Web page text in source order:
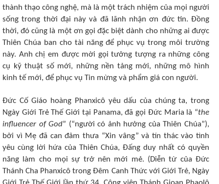
thành thạo công nghệ, mà là một trách nhiệm của mọi người
sống trong thời đại này và đã lãnh nhận ơn đức tin. Đồng
thời, đó cũng là một ơn gọi đặc biệt dành cho những ai được
Thiên Chúa ban cho tài năng để phục vụ trong môi trường
này. Anh chị em được mời gọi tưởng tượng ra những công
cụ kỹ thuật số mới, những nền tảng mới, những mô hình
kinh tế mới, để phục vụ Tin mừng và phẩm giá con người.
Đức Cố Giáo hoàng Phanxicô yêu dấu của chúng ta, trong
Ngày Giới Trẻ Thế Giới tại Panama, đã gọi Đức Maria là “the
influencer of God” (“người có ảnh hưởng của Thiên Chúa”),
bởi vì Mẹ đã can đảm thưa “Xin vâng” và tín thác vào tình
yêu cùng lời hứa của Thiên Chúa, Đấng duy nhất có quyền
năng làm cho mọi sự trở nên mới mẻ. (Diễn từ của Đức
Thánh Cha Phanxicô trong Đêm Canh Thức với Giới Trẻ, Ngày